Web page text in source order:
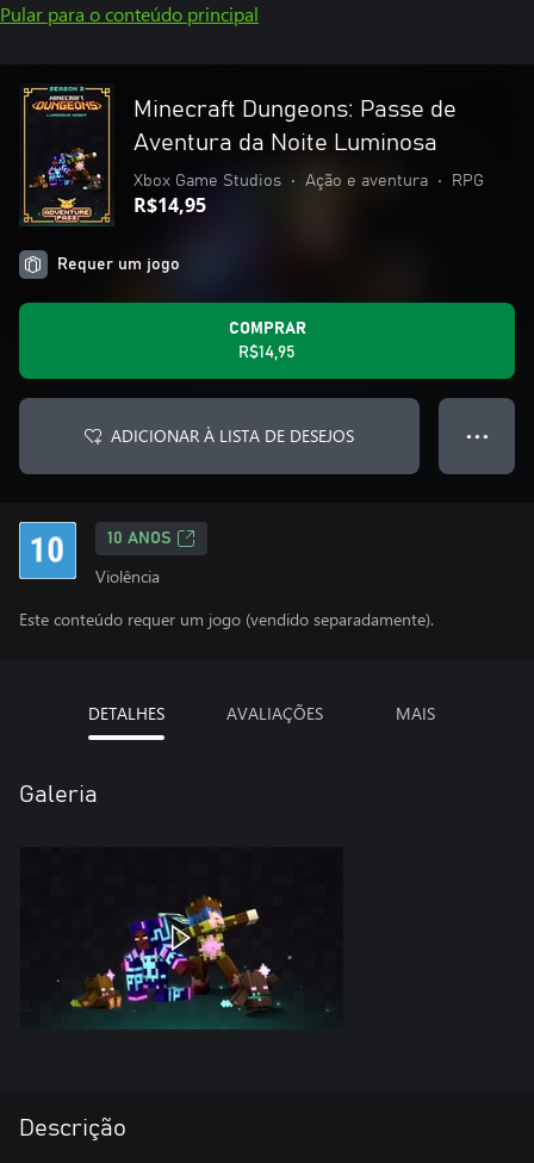
Pular para o conteúdo principal
Minecraft Dungeons: Passe de
Aventura da Noite Luminosa
Xbox Game Studios • Ação e aventura • RPG
R$14,95
Requer um jogo
COMPRAR
R$14,95
ADICIONAR À LISTA DE DESEJOS ● ● ●
10 ANOS
Violência
Este conteúdo requer um jogo (vendido separadamente).
DETALHES AVALIAÇÕES MAIS
Galeria
Descrição